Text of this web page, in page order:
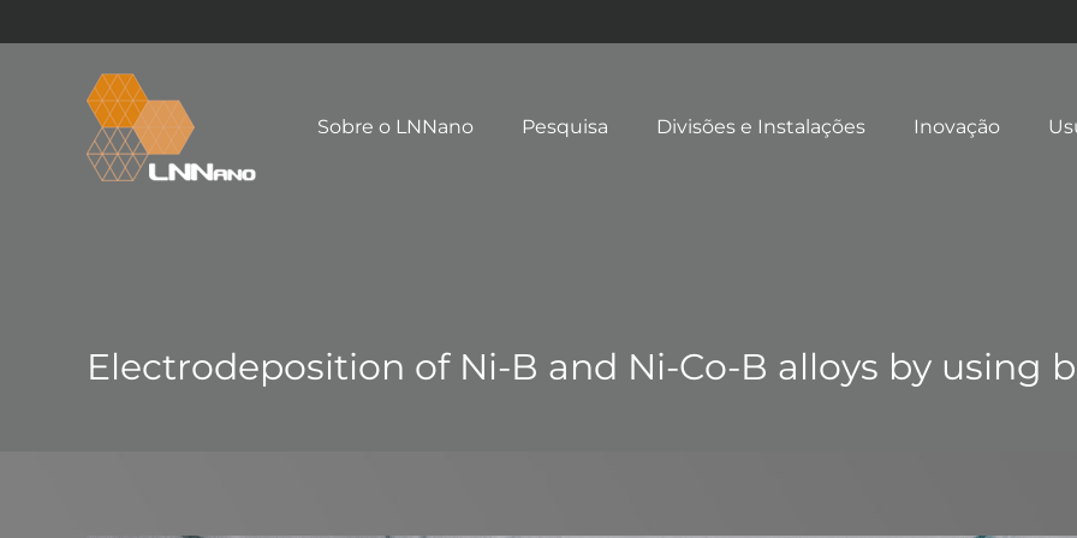
Sobre o LNNano Pesquisa Divisões e Instalações Inovação
Electrodeposition of Ni-B and Ni-Co-B alloys by using